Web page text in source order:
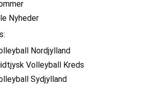
Nyheder
Nordjylland
Volleyball Kreds
Sydjylland